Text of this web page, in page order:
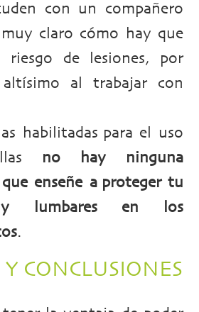
con un compañero
claro cómo hay que
riesgo de lesiones, por
al trabajar con
habilitadas para el uso
no hay ninguna
enseñe a proteger tu
y lumbares en los
.
Y CONCLUSIONES